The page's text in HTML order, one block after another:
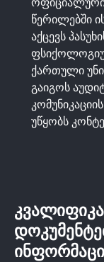
წერილებში
აქცევს
ქართული
გაიგოს
უწყობს